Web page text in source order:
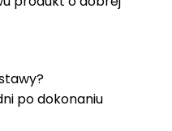
po dokonaniu